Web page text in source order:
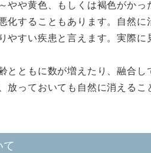
や黄色、もしくは褐色がか
することもあります。自然に
すい疾患と言えます。実際
ともに数が増えたり、融合し
っておいても自然に消えるこ